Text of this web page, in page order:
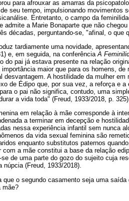
para afrouxar as amarras da
seu tempo, impulsionando movimentos
Entretanto, o campo da
admite a Marie Bonaparte que não
décadas, perguntando-se, "afinal, o que
tardiamente uma novidade,
e, em seguida, na conferênciaA
do pai já estava presente na relação
maior que para os homens,
desvantagem. A hostilidade da mulher
de Édipo que, por sua vez, a reforça e
o pai não significa, contudo, uma
a vida toda" (Freud, 1933/2018, p.
em relação à mãe corresponde à
a terminar em decepção e
nessa experiência infantil sem nunca
da vida sexual feminina são
enquanto substitutos paternos
com a mãe constitui a base da relação
de uma parte do gozo do sujeito cuja
núpcia (Freud, 1933/2018).
que o segundo casamento seja uma
mãe?